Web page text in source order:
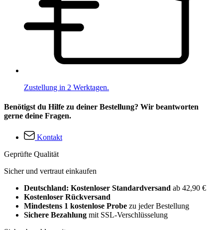
Zustellung in 2 Werktagen.
Benötigst du Hilfe zu deiner Bestellung? Wir beantworten
gerne deine Fragen.
Kontakt
Geprüfte Qualität
Sicher und vertraut einkaufen
Deutschland: Kostenloser Standardversand ab 42,90 €
Kostenloser Rückversand
Mindestens 1 kostenlose Probe zu jeder Bestellung
Sichere Bezahlung mit SSL-Verschlüsselung